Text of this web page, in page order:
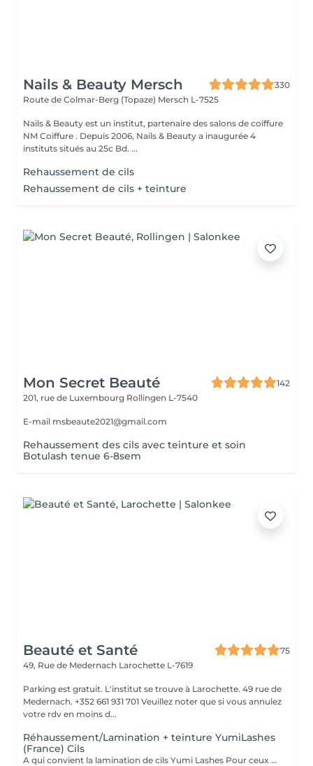
Nails & Beauty Mersch
330
Route de Colmar-Berg (Topaze) Mersch L-7525
Nails & Beauty est un institut, partenaire des salons de coiffure
NM Coiffure . Depuis 2006, Nails & Beauty a inaugurée 4
instituts situés au 25c Bd. ...
Rehaussement de cils
Rehaussement de cils + teinture
Mon Secret Beauté
142
201, rue de Luxembourg Rollingen L-7540
E-mail msbeaute2021@gmail.com
Rehaussement des cils avec teinture et soin
Botulash tenue 6-8sem
Beauté et Santé
75
49, Rue de Medernach Larochette L-7619
Parking est gratuit. L'institut se trouve à Larochette. 49 rue de
Medernach. +352 661 931 701 Veuillez noter que si vous annulez
votre rdv en moins d...
Réhaussement/Lamination + teinture YumiLashes
(France) Cils
A qui convient la lamination de cils Yumi Lashes Pour ceux qui ont: - cils courts - cils poussant droits - cils poussant vers le bas - cils clairs - avec absence de paupière - avec paupière supérieure débordante - avec des paupières « affaissées » liées à l'âge - mener une vie active - gagner du temps - ceux qui partent en vacances, en voyage Vous obtenez des cils brillants avec une belle courbe. Un peu de magie et voila